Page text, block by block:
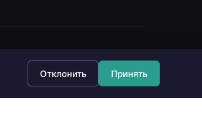
43
87-43
Отклонить Принять